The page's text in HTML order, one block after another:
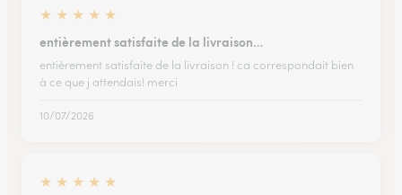
★ ★ ★ ★ ★
entièrement satisfaite de la livraison…
entièrement satisfaite de la livraison ! ca correspondait bien
à ce que j attendais! merci
10/07/2026
★ ★ ★ ★ ★